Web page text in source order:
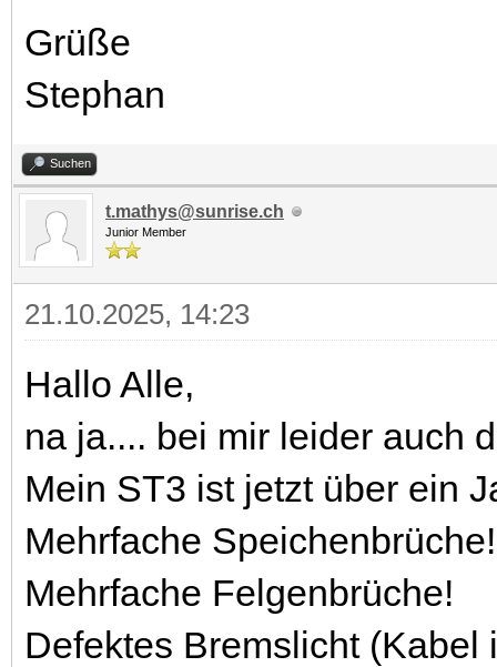
Grüße
Stephan
Suchen
t.mathys@sunrise.ch
Junior Member
21.10.2025, 14:23
Hallo Alle,
na ja.... bei mir leider auch
Mein ST3 ist jetzt über ein
Mehrfache Speichenbrüche!
Mehrfache Felgenbrüche!
Defektes Bremslicht (Kabel